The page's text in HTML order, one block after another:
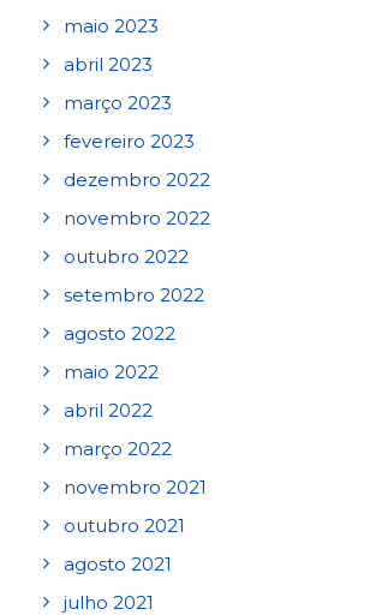
maio 2023
abril 2023
março 2023
fevereiro 2023
dezembro 2022
novembro 2022
outubro 2022
setembro 2022
agosto 2022
maio 2022
abril 2022
março 2022
novembro 2021
outubro 2021
agosto 2021
julho 2021